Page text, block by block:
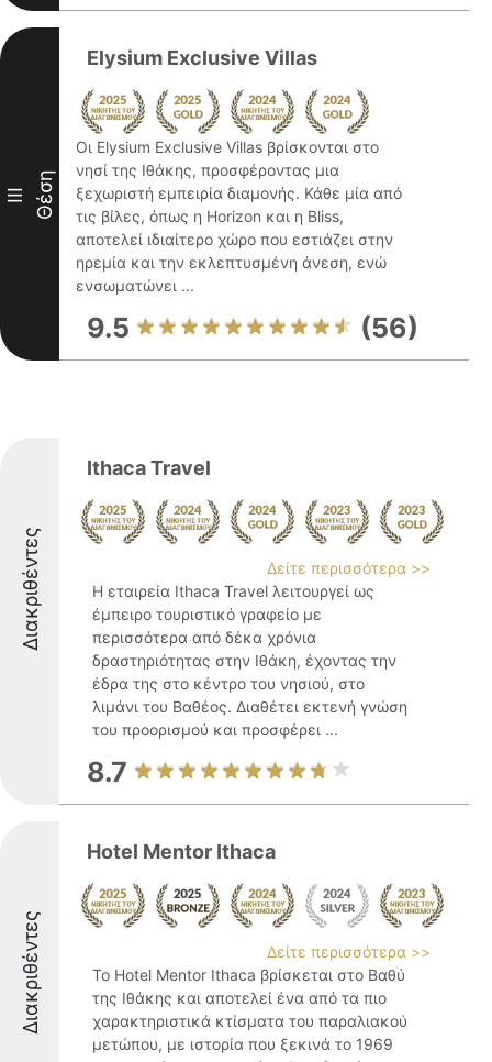
III Θέση
Elysium Exclusive Villas
Οι Elysium Exclusive Villas βρίσκονται στο
νησί της Ιθάκης, προσφέροντας μια
ξεχωριστή εμπειρία διαμονής. Κάθε μία από
τις βίλες, όπως η Horizon και η Bliss,
αποτελεί ιδιαίτερο χώρο που εστιάζει στην
ηρεμία και την εκλεπτυσμένη άνεση, ενώ
ενσωματώνει ...
9.5 (56)
Διακριθέντες
Ithaca Travel
Δείτε περισσότερα >>
Η εταιρεία Ithaca Travel λειτουργεί ως
έμπειρο τουριστικό γραφείο με
περισσότερα από δέκα χρόνια
δραστηριότητας στην Ιθάκη, έχοντας την
έδρα της στο κέντρο του νησιού, στο
λιμάνι του Βαθέος. Διαθέτει εκτενή γνώση
του προορισμού και προσφέρει ...
8.7
Διακριθέντες
Hotel Mentor Ithaca
Δείτε περισσότερα >>
Το Hotel Mentor Ithaca βρίσκεται στο Βαθύ
της Ιθάκης και αποτελεί ένα από τα πιο
χαρακτηριστικά κτίσματα του παραλιακού
μετώπου, με ιστορία που ξεκινά το 1969